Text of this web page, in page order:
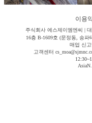
이용
주식회사 에스제이엠엔씨 |
16층 B-1609호 (문정동, 송
매업 신고
고객센터